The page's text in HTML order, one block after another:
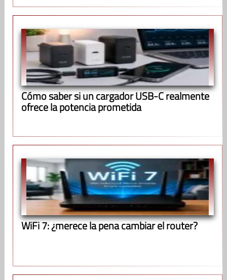
Cómo saber si un cargador USB-C realmente
ofrece la potencia prometida
WiFi 7: ¿merece la pena cambiar el router?